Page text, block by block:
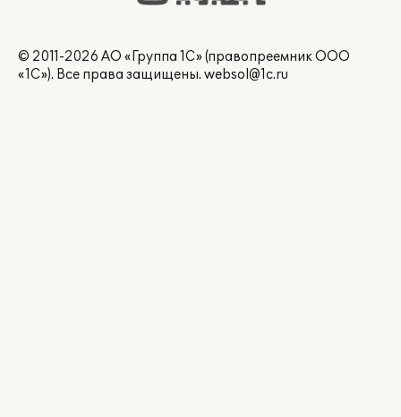
© 2011-2026 АО «Группа 1С» (правопреемник ООО
«1С»). Все права защищены. websol@1c.ru